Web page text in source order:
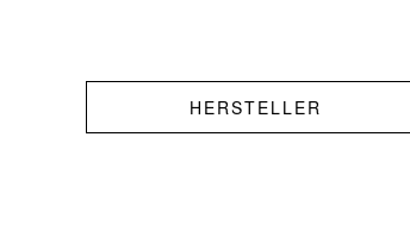
HERSTELLER